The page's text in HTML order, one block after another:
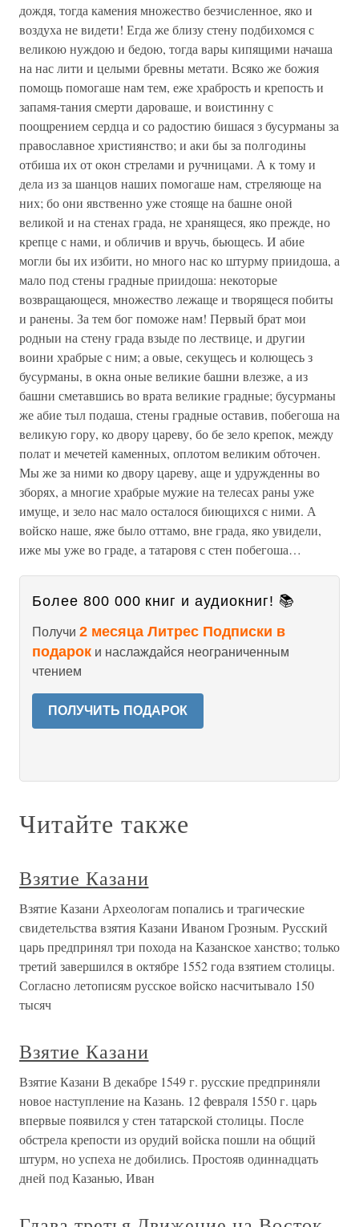
дождя, тогда камения множество безчисленное, яко и
воздуха не видети! Егда же близу стену подбихомся с
великою нуждою и бедою, тогда вары кипящими начаша
на нас лити и целыми бревны метати. Всяко же божия
помощь помогаше нам тем, еже храбрость и крепость и
запамя-тания смерти дароваше, и воистинну с
поощрением сердца и со радостию бишася з бусурманы за
православное християнство; и аки бы за полгодины
отбиша их от окон стрелами и ручницами. А к тому и
дела из за шанцов наших помогаше нам, стреляюще на
них; бо они явственно уже стояще на башне оной
великой и на стенах града, не хранящеся, яко прежде, но
крепце с нами, и обличив и вручь, бьющесь. И абие
могли бы их избити, но много нас ко штурму приидоша, а
мало под стены градные приидоша: некоторые
возвращающеся, множество лежаще и творящеся побиты
и ранены. За тем бог поможе нам! Первый брат мои
родныи на стену града взыде по лествице, и другии
воини храбрые с ним; а овые, секущесь и колющесь з
бусурманы, в окна оные великие башни влезже, а из
башни сметавшись во врата великие градные; бусурманы
же абие тыл подаша, стены градные оставив, побегоша на
великую гору, ко двору цареву, бо бе зело крепок, между
полат и мечетей каменных, оплотом великим обточен.
Мы же за ними ко двору цареву, аще и удружденны во
зборях, а многие храбрые мужие на телесах раны уже
имуще, и зело нас мало осталося биющихся с ними. А
войско наше, яже было оттамо, вне града, яко увидели,
иже мы уже во граде, а татаровя с стен побегоша…
Более 800 000 книг и аудиокниг! 📚
Получи 2 месяца Литрес Подписки в
подарок и наслаждайся неограниченным
чтением
ПОЛУЧИТЬ ПОДАРОК
Читайте также
Взятие Казани
Взятие Казани Археологам попались и трагические
свидетельства взятия Казани Иваном Грозным. Русский
царь предпринял три похода на Казанское ханство; только
третий завершился в октябре 1552 года взятием столицы.
Согласно летописям русское войско насчитывало 150
тысяч
Взятие Казани
Взятие Казани В декабре 1549 г. русские предприняли
новое наступление на Казань. 12 февраля 1550 г. царь
впервые появился у стен татарской столицы. После
обстрела крепости из орудий войска пошли на общий
штурм, но успеха не добились. Простояв одиннадцать
дней под Казанью, Иван